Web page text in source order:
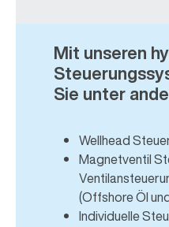
Mit unseren
Sie unter
Wellhead
Magnetventil
(Offshore Öl
Individuelle